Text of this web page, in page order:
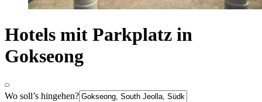
Hotels mit Parkplatz in
Gokseong
Wo soll’s hingehen?